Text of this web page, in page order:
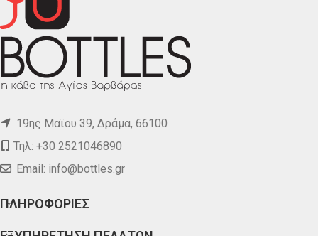
19ης Μαϊου 39, Δράμα, 66100
Τηλ: +30 2521046890
Email: info@bottles.gr
ΠΛΗΡΟΦΟΡΙΕΣ